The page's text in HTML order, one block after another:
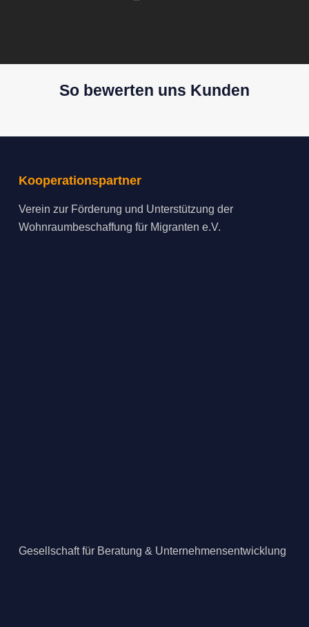
So bewerten uns Kunden
Kooperationspartner
Verein zur Förderung und Unterstützung der
Wohnraumbeschaffung für Migranten e.V.
Gesellschaft für Beratung & Unternehmensentwicklung